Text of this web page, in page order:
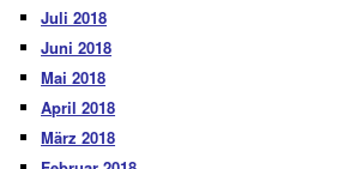
Juli 2018
Juni 2018
Mai 2018
April 2018
März 2018